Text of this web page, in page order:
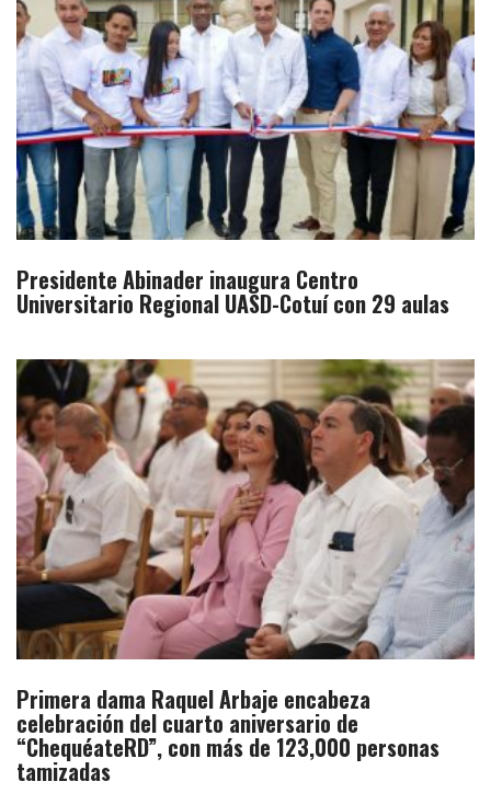
Presidente Abinader inaugura Centro
Universitario Regional UASD-Cotuí con 29 aulas
Primera dama Raquel Arbaje encabeza
celebración del cuarto aniversario de
“ChequéateRD”, con más de 123,000 personas
tamizadas